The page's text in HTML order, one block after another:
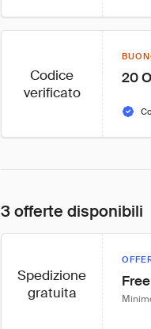
Codice
verificato
20
3 offerte disponibili
Spedizione
gratuita